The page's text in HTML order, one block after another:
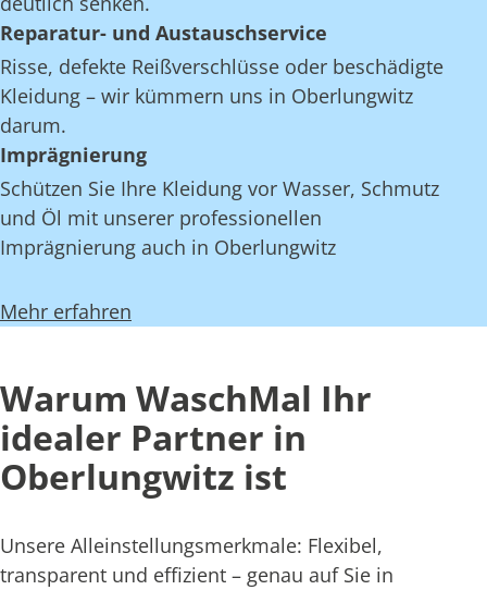
Reparatur- und Austauschservice
Risse, defekte Reißverschlüsse oder beschädigte
Kleidung – wir kümmern uns in Oberlungwitz
darum.
Imprägnierung
Schützen Sie Ihre Kleidung vor Wasser, Schmutz
und Öl mit unserer professionellen
Imprägnierung auch in Oberlungwitz
Mehr erfahren
Warum WaschMal Ihr
idealer Partner in
Oberlungwitz ist
Unsere Alleinstellungsmerkmale: Flexibel,
transparent und effizient – genau auf Sie in